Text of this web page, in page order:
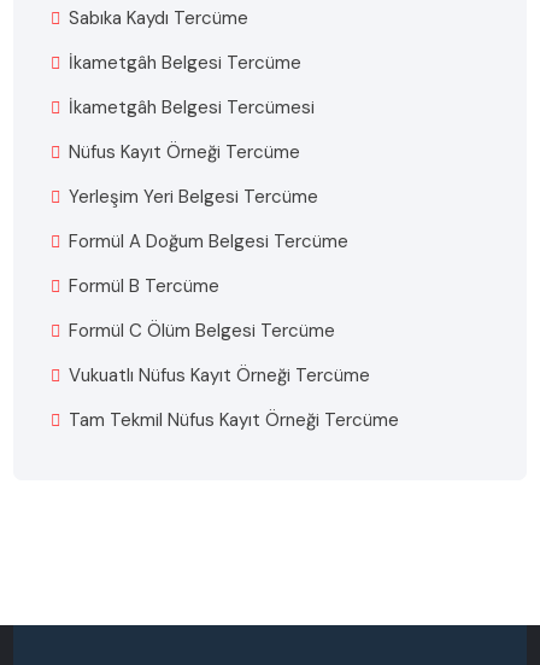
Sabıka Kaydı Tercüme
İkametgâh Belgesi Tercüme
İkametgâh Belgesi Tercümesi
Nüfus Kayıt Örneği Tercüme
Yerleşim Yeri Belgesi Tercüme
Formül A Doğum Belgesi Tercüme
Formül B Tercüme
Formül C Ölüm Belgesi Tercüme
Vukuatlı Nüfus Kayıt Örneği Tercüme
Tam Tekmil Nüfus Kayıt Örneği Tercüme